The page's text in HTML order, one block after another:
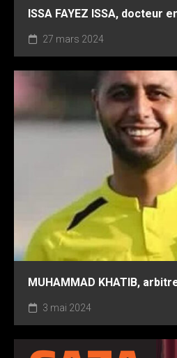
ISSA FAYEZ ISSA, docteur
27 mars 2024
MUHAMMAD KHATIB,
3 mai 2024